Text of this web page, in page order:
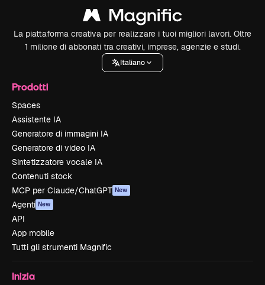
La piattaforma creativa per realizzare i tuoi migliori lavori. Oltre
1 milione di abbonati tra creativi, imprese, agenzie e studi.
Italiano
Prodotti
Spaces
Assistente IA
Generatore di immagini IA
Generatore di video IA
Sintetizzatore vocale IA
Contenuti stock
MCP per Claude/ChatGPT New
Agenti New
API
App mobile
Tutti gli strumenti Magnific
Inizia